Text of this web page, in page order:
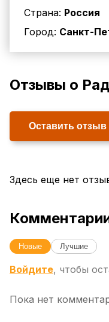
Страна: Россия
Город: Санкт-
Отзывы о
Оставить отзыв
Здесь еще нет
Новые Лучшие
Войдите, чтобы
Пока нет